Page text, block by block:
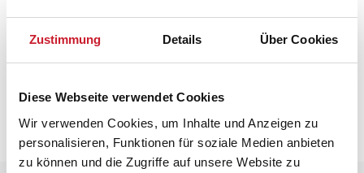
Zustimmung Details Über Cookies
Diese Webseite verwendet Cookies
Wir verwenden Cookies, um Inhalte und Anzeigen zu
personalisieren, Funktionen für soziale Medien anbieten
zu können und die Zugriffe auf unsere Website zu
nächsten Schritt im Buchungsformular.